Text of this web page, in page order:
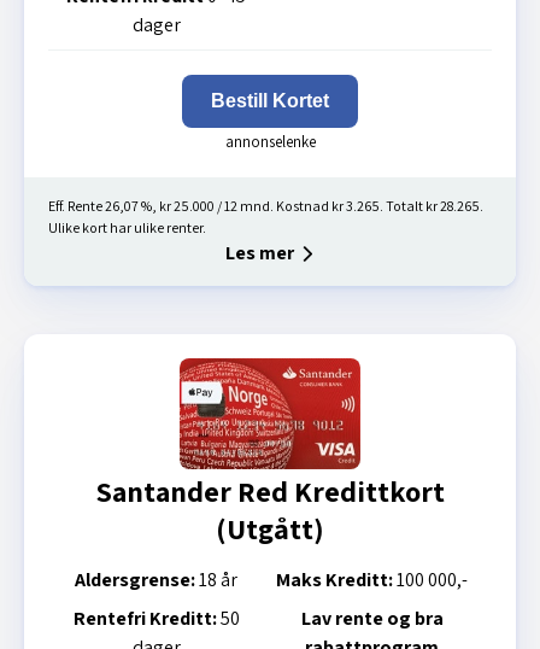
dager
Bestill Kortet
Eff. Rente 26,07 %, kr 25.000 / 12 mnd. Kostnad kr 3.265. Totalt kr 28.265.
Ulike kort har ulike renter.
Les mer
Santander Red Kredittkort
(Utgått)
Aldersgrense:18 år Maks Kreditt:100 000,-
Rentefri Kreditt:50
Lav rente og bra